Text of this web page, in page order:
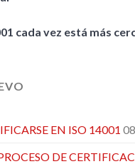
cada vez está más
EN ISO 14001
DE